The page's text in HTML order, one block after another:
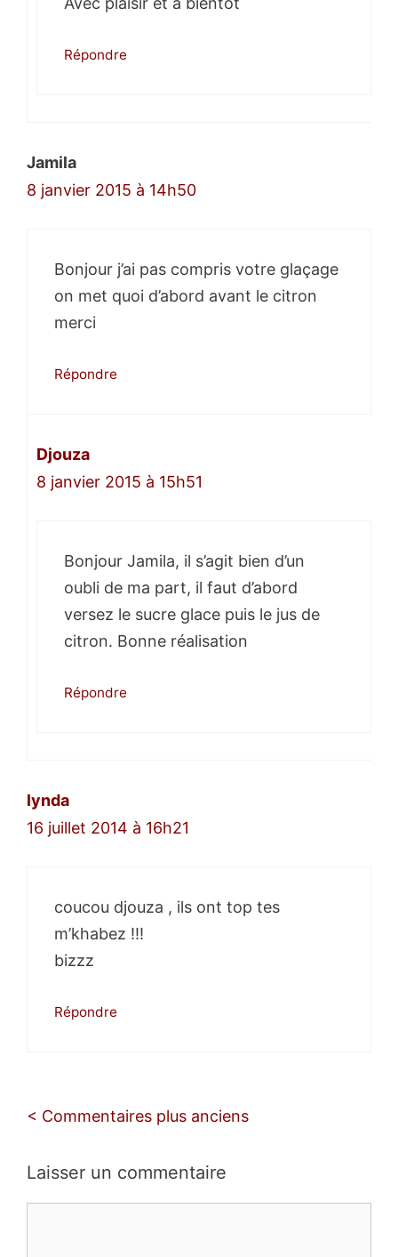
Répondre
Jamila
8 janvier 2015 à 14h50
Bonjour j’ai pas compris votre glaçage
on met quoi d’abord avant le citron
merci
Répondre
Djouza
8 janvier 2015 à 15h51
Bonjour Jamila, il s’agit bien d’un
oubli de ma part, il faut d’abord
versez le sucre glace puis le jus de
citron. Bonne réalisation
Répondre
lynda
16 juillet 2014 à 16h21
coucou djouza , ils ont top tes
m’khabez !!!
bizzz
Répondre
Navigation
commentaires
< Commentaires plus anciens
Laisser un commentaire